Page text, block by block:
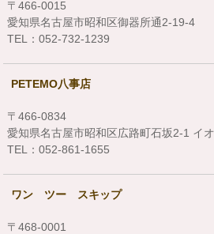
〒466-0015
愛知県名古屋市昭和区御器所通2-19-4
TEL：052-732-1239
PETEMO八事店
〒466-0834
愛知県名古屋市昭和区広路町石坂2-1 イ
TEL：052-861-1655
ワン ツー スキップ
〒468-0001